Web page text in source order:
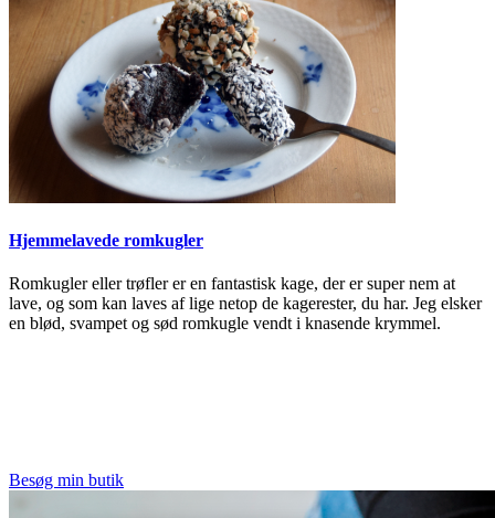
Hjemmelavede romkugler
Romkugler eller trøfler er en fantastisk kage, der er super nem at
lave, og som kan laves af lige netop de kagerester, du har. Jeg elsker
en blød, svampet og sød romkugle vendt i knasende krymmel.
Besøg min butik